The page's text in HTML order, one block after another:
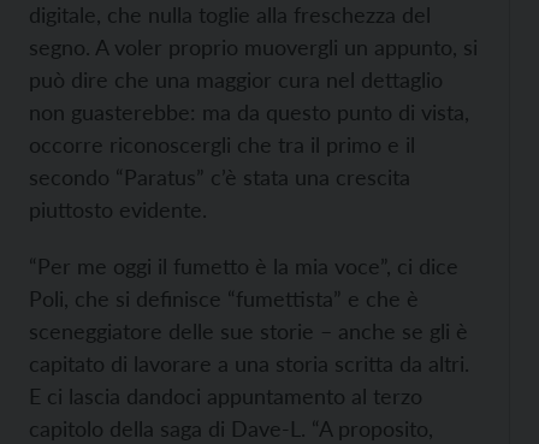
digitale, che nulla toglie alla freschezza del
segno. A voler proprio muovergli un appunto, si
può dire che una maggior cura nel dettaglio
non guasterebbe: ma da questo punto di vista,
occorre riconoscergli che tra il primo e il
secondo “Paratus” c’è stata una crescita
piuttosto evidente.
“Per me oggi il fumetto è la mia voce”, ci dice
Poli, che si definisce “fumettista” e che è
sceneggiatore delle sue storie – anche se gli è
capitato di lavorare a una storia scritta da altri.
E ci lascia dandoci appuntamento al terzo
capitolo della saga di Dave-L. “A proposito,